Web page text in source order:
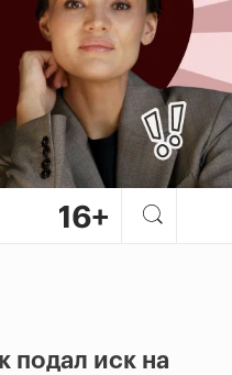
подал иск на